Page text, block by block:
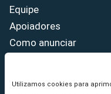
Utilizamos cookies para
Equipe
Apoiadores
Como anunciar